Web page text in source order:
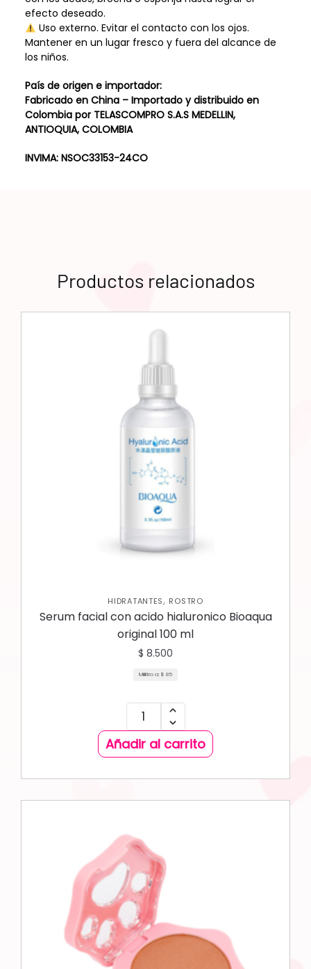
efecto deseado.
Uso externo. Evitar el contacto con los ojos.
Mantener en un lugar fresco y fuera del alcance de
los niños.
País de origen e importador:
Fabricado en China – Importado y distribuido en
Colombia por TELASCOMPRO S.A.S MEDELLIN,
ANTIOQUIA, COLOMBIA
INVIMA: NSOC33153-24CO
Productos relacionados
HIDRATANTES, ROSTRO
Serum facial con acido hialuronico Bioaqua
original 100 ml
$ 8.500
Mililitro a: $ 85
Añadir al carrito